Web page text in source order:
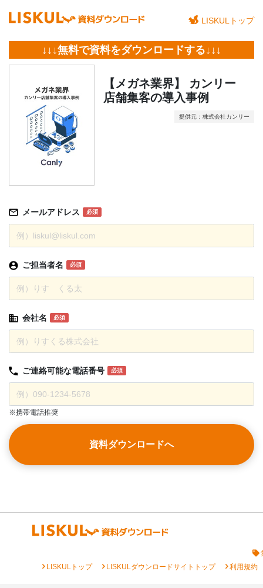
LISKULトップ
↓↓↓無料で資料をダウンロードする↓↓↓
【メガネ業界】 カンリー
店舗集客の導入事例
提供元：株式会社カンリー
メールアドレス 必須
ご担当者名 必須
会社名 必須
ご連絡可能な電話番号 必須
※携帯電話推奨
資料ダウンロードへ
chevron_rightLISKULトップ chevron_rightLISKULダウンロードサイトトップ chevron_right利用規約